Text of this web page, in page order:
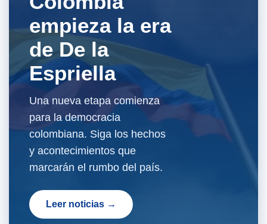
empieza la era
de De la
Espriella
Una nueva etapa comienza
para la democracia
colombiana. Siga los hechos
y acontecimientos que
marcarán el rumbo del país.
Leer noticias →